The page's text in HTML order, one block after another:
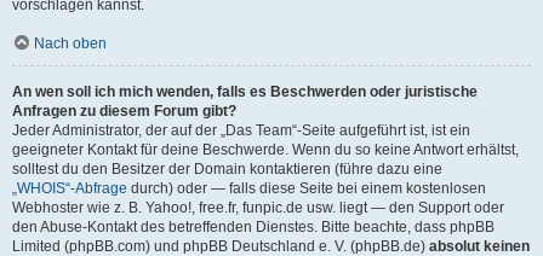
vorschlagen kannst.
Nach oben
An wen soll ich mich wenden, falls es Beschwerden oder juristische
Anfragen zu diesem Forum gibt?
Jeder Administrator, der auf der „Das Team“-Seite aufgeführt ist, ist ein
geeigneter Kontakt für deine Beschwerde. Wenn du so keine Antwort erhältst,
solltest du den Besitzer der Domain kontaktieren (führe dazu eine
„WHOIS“-Abfrage durch) oder — falls diese Seite bei einem kostenlosen
Webhoster wie z. B. Yahoo!, free.fr, funpic.de usw. liegt — den Support oder
den Abuse-Kontakt des betreffenden Dienstes. Bitte beachte, dass phpBB
Limited (phpBB.com) und phpBB Deutschland e. V. (phpBB.de) absolut keinen